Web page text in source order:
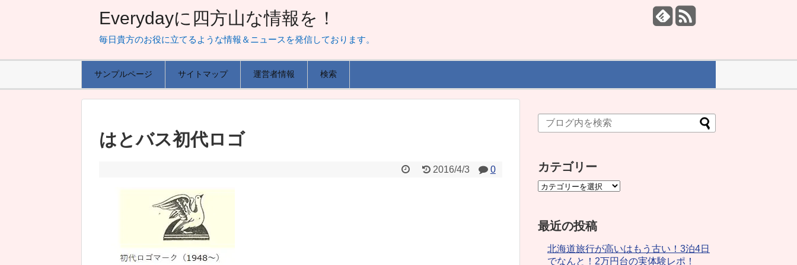
Everydayに四方山な情報を！
毎日貴方のお役に立てるような情報＆ニュースを発信しております。
サンプルページ サイトマップ 運営者情報 検索
はとバス初代ロゴ
2016/4/3 0 カテゴリー
最近の投稿
北海道旅行が高いはもう古い！3泊4日
でなんと！2万円台の実体験レポ！